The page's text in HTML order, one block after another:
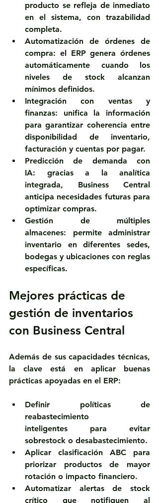
producto se refleja de inmediato
en el sistema, con trazabilidad
completa.
Automatización de órdenes de
compra: el ERP genera órdenes
automáticamente cuando los
niveles de stock alcanzan
mínimos definidos.
Integración con ventas y
finanzas: unifica la información
para garantizar coherencia entre
disponibilidad de inventario,
facturación y cuentas por pagar.
Predicción de demanda con
IA: gracias a la analítica
integrada, Business Central
anticipa necesidades futuras para
optimizar compras.
Gestión de múltiples
almacenes: permite administrar
inventario en diferentes sedes,
bodegas y ubicaciones con reglas
específicas.
Mejores prácticas de
gestión de inventarios
con Business Central
Además de sus capacidades técnicas,
la clave está en aplicar buenas
prácticas apoyadas en el ERP:
Definir políticas de
reabastecimiento
inteligentes para evitar
sobrestock o desabastecimiento.
Aplicar clasificación ABC para
priorizar productos de mayor
rotación o impacto financiero.
Automatizar alertas de stock
crítico que notifiquen al